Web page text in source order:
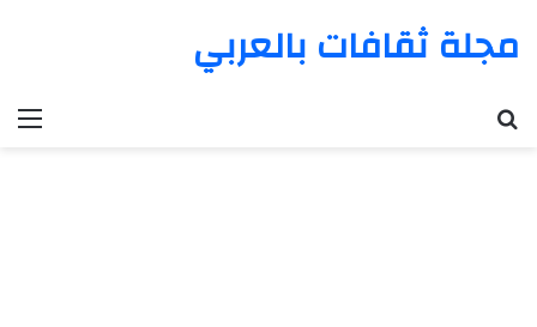
مجلة ثقافات بالعربي